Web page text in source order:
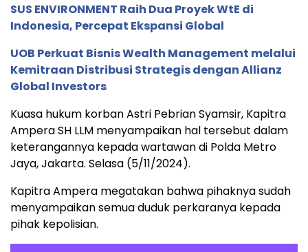
SUS ENVIRONMENT Raih Dua Proyek WtE di
Indonesia, Percepat Ekspansi Global
UOB Perkuat Bisnis Wealth Management melalui
Kemitraan Distribusi Strategis dengan Allianz
Global Investors
Kuasa hukum korban Astri Pebrian Syamsir, Kapitra
Ampera SH LLM menyampaikan hal tersebut dalam
keterangannya kepada wartawan di Polda Metro
Jaya, Jakarta. Selasa (5/11/2024).
Kapitra Ampera megatakan bahwa pihaknya sudah
menyampaikan semua duduk perkaranya kepada
pihak kepolisian.